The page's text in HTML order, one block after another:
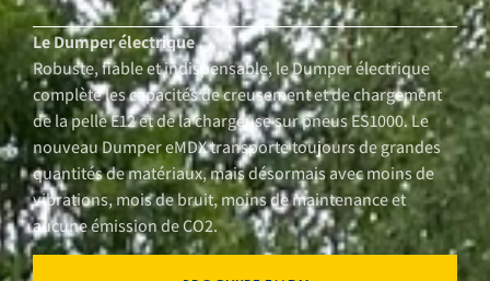
Le Dumper électrique
Robuste, fiable et indispensable, le Dumper électrique
complète les capacités de creusement et de chargement
de la pelle E12 et de la chargeuse sur pneus ES1000. Le
nouveau Dumper eMDX transporte toujours de grandes
quantités de matériaux, mais désormais avec moins de
vibrations, mois de bruit, moins de maintenance et
aucune émission de CO2.